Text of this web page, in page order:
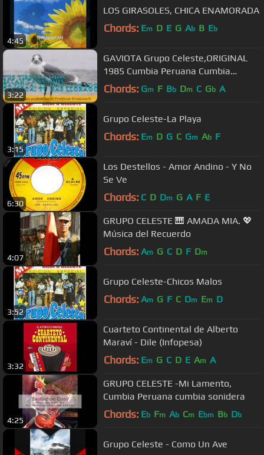
4:45
LOS GIRASOLES, CHICA ENAMORADA
Chords: Em D E G Ab B Eb
3:22
GAVIOTA Grupo Celeste,ORIGINAL
1985 Cumbia Peruana Cumbia
Sonidera
Chords: Gm F Bb Dm C Gb A
3:15
Grupo Celeste-La Playa
Chords: Em D G C Gm Ab F
6:30
Los Destellos - Amor Andino - Y No
Se Ve
Chords: C D Dm G A F E
4:07
GRUPO CELESTE 🎹 AMADA MIA. 💖
Música del Recuerdo
Chords: Am G C D F Dm
3:52
Grupo Celeste-Chicos Malos
Chords: Am G F C Dm Em D
3:32
Cuarteto Continental de Alberto
Maraví - Dile (Infopesa)
Chords: Em G C D E Am A
4:25
GRUPO CELESTE -Mi Lamento,
Cumbia Peruana cumbia sonidera
Chords: Eb Fm Ab Cm Ebm Bb Db
Grupo Celeste - Como Un Ave